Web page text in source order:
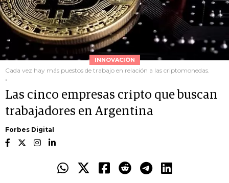
INNOVACIÓN
Cada vez hay más puestos de trabajo en relación a las criptomonedas.
.
Las cinco empresas cripto que buscan
trabajadores en Argentina
Forbes Digital